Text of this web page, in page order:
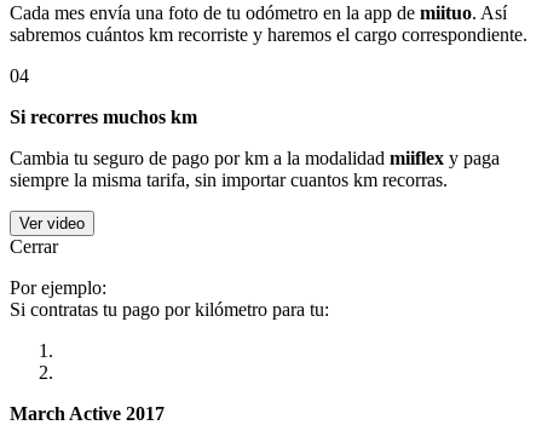
Cada mes envía una foto de tu odómetro en la app de miituo. Así
sabremos cuántos km recorriste y haremos el cargo correspondiente.
04
Si recorres muchos km
Cambia tu seguro de pago por km a la modalidad miiflex y paga
siempre la misma tarifa, sin importar cuantos km recorras.
Ver video
Cerrar
Por ejemplo:
Si contratas tu pago por kilómetro para tu:
March Active 2017